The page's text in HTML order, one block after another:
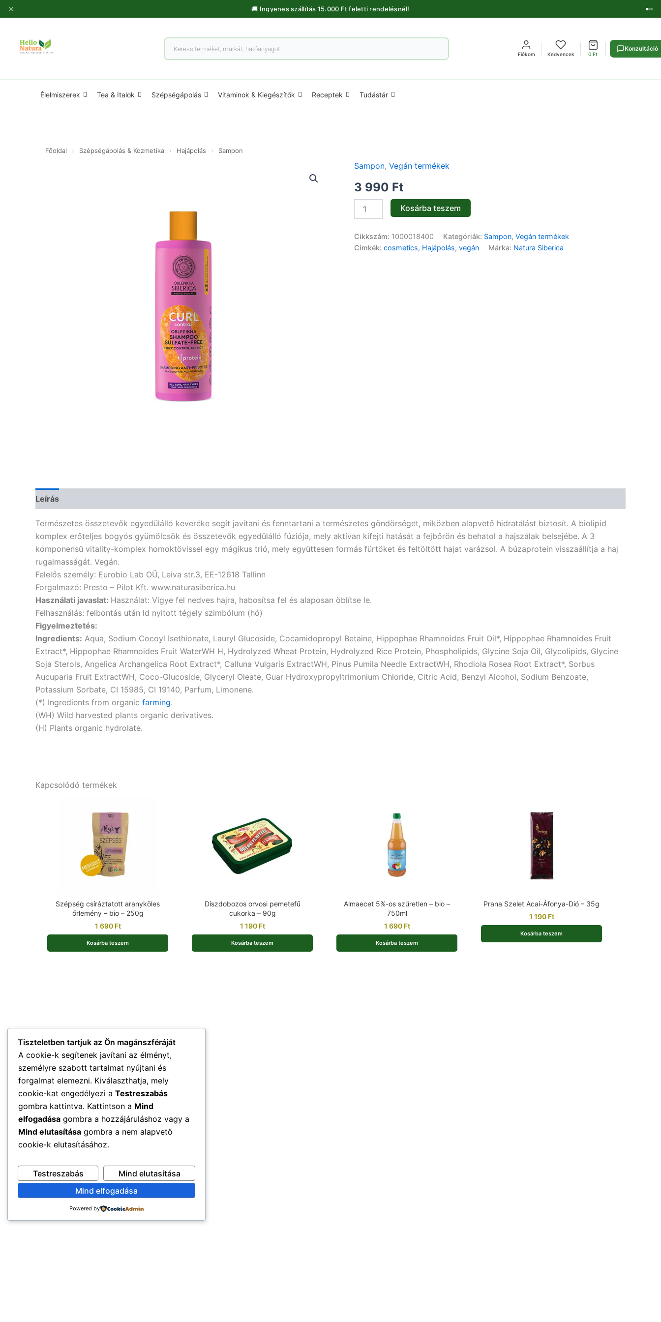
✕ 🚚 Ingyenes szállítás 15.000 Ft feletti rendelésnél!
Products
search
Fiókom Kedvencek 0Ft
Konzultáció
Ugrás
a
Élelmiszerek Tea & Italok Szépségápolás Vitaminok & Kiegészítők Receptek Tudástár
Főoldal › Szépségápolás & Kozmetika › Hajápolás › Sampon
Sampon, Vegán termékek
3 990 Ft
Szulfátmentes
sampon
hajra
400ml
mennyiség
Kosárba teszem
Cikkszám: 1000018400 Kategóriák: Sampon, Vegán termékek
Címkék: cosmetics, Hajápolás, vegán Márka: Natura Siberica
Leírás
Természetes összetevők egyedülálló keveréke segít javítani és fenntartani a természetes göndörséget, miközben alapvető hidratálást biztosít. A biolipid
komplex erőteljes bogyós gyümölcsök és összetevők egyedülálló fúziója, mely aktívan kifejti hatását a fejbőrön és behatol a hajszálak belsejébe. A 3
komponensű vitality-komplex homoktövissel egy mágikus trió, mely együttesen formás fürtöket és feltöltött hajat varázsol. A búzaprotein visszaállítja a haj
rugalmasságát. Vegán.
Felelős személy: Eurobio Lab OÜ, Leiva str.3, EE-12618 Tallinn
Forgalmazó: Presto – Pilot Kft. www.naturasiberica.hu
Használati javaslat: Használat: Vigye fel nedves hajra, habosítsa fel és alaposan öblítse le.
Felhasználás: felbontás után ld nyitott tégely szimbólum (hó)
Figyelmeztetés:
Ingredients: Aqua, Sodium Cocoyl Isethionate, Lauryl Glucoside, Cocamidopropyl Betaine, Hippophae Rhamnoides Fruit Oil*, Hippophae Rhamnoides Fruit
Extract*, Hippophae Rhamnoides Fruit WaterWH H, Hydrolyzed Wheat Protein, Hydrolyzed Rice Protein, Phospholipids, Glycine Soja Oil, Glycolipids, Glycine
Soja Sterols, Angelica Archangelica Root Extract*, Calluna Vulgaris ExtractWH, Pinus Pumila Needle ExtractWH, Rhodiola Rosea Root Extract*, Sorbus
Aucuparia Fruit ExtractWH, Coco-Glucoside, Glyceryl Oleate, Guar Hydroxypropyltrimonium Chloride, Citric Acid, Benzyl Alcohol, Sodium Benzoate,
Potassium Sorbate, CI 15985, CI 19140, Parfum, Limonene.
(*) Ingredients from organic farming.
(WH) Wild harvested plants organic derivatives.
(H) Plants organic hydrolate.
Kapcsolódó termékek
Szépség csíráztatott aranyköles
őrlemény – bio – 250g
1 690 Ft
Kosárba teszem
Díszdobozos orvosi pemetefű
cukorka – 90g
1 190 Ft
Kosárba teszem
Almaecet 5%-os szűretlen – bio –
750ml
1 690 Ft
Kosárba teszem
Prana Szelet Acai-Áfonya-Dió – 35g
1 190 Ft
Kosárba teszem
Tiszteletben tartjuk az Ön magánszféráját
A cookie-k segítenek javítani az élményt,
személyre szabott tartalmat nyújtani és
forgalmat elemezni. Kiválaszthatja, mely
cookie-kat engedélyezi a Testreszabás
gombra kattintva. Kattintson a Mind
elfogadása gombra a hozzájáruláshoz vagy a
Mind elutasítása gombra a nem alapvető
cookie-k elutasításához.
Testreszabás
Mind elutasítása
Mind elfogadása
Powered by